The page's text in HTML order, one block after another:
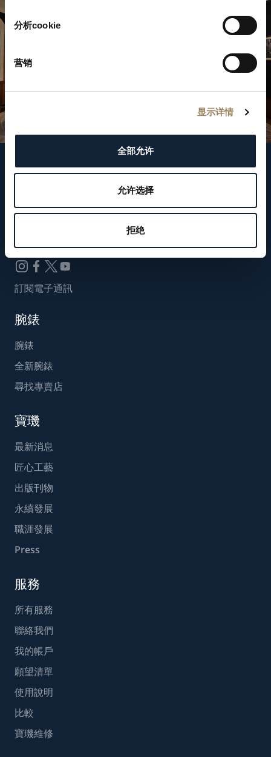
分析cookie
营销
显示详情
全部允许
允许选择
拒绝
關注我們
WeChat ID
Breguet_China
訂閱電子通訊
腕錶
腕錶
全新腕錶
尋找專賣店
寶璣
最新消息
匠心工藝
出版刊物
永續發展
職涯發展
Press
服務
所有服務
聯絡我們
我的帳戶
願望清單
使用說明
比較
寶璣維修